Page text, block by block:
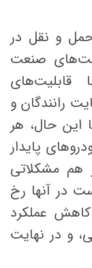
و نقل در
صنعت
رانندگان و
حال، هر
پایدار
هم مشکلاتی
در آنها رخ
عملکرد
و در نهایت